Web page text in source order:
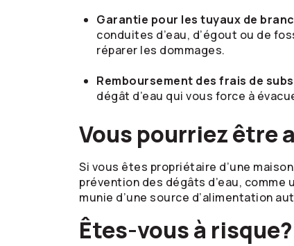
Garantie pour les tuyaux de
conduites d’eau, d’égout ou de
réparer les dommages.
Remboursement des frais de
dégât d’eau qui vous force à
Vous pourriez être
Si vous êtes propriétaire d’une
prévention des dégâts d’eau,
munie d’une source d’alimentation
Êtes-vous à risque?